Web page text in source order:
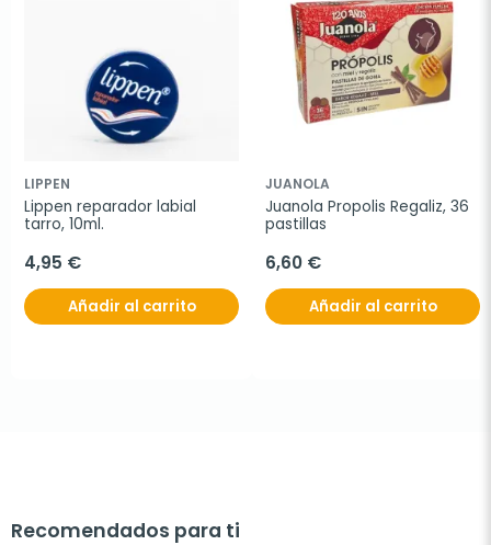
LIPPEN
Lippen reparador labial
tarro, 10ml.
4,95 €
Añadir al carrito
JUANOLA
Juanola Propolis Regaliz, 36
pastillas
6,60 €
Añadir al carrito
Recomendados para ti